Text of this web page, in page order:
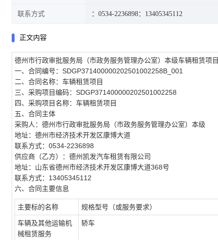
联系方式 ：0534-2236898：13405345112
正文内容
德州市行政审批服务局（市政务服务管理办公室）本级车辆租赁项
一、合同编号：SDGP371400000202501002258B_001
二、合同名称：车辆租赁项目
三、采购项目编码：SDGP371400000202501002258
四、采购项目名称：车辆租赁项目
五、合同主体
采购人：德州市行政审批服务局（市政务服务管理办公室）本级
地址：德州市经济技术开发区康博大道
联系方式：0534-2236898
供应商（乙方）：德州凯发汽车租赁有限公司
地址：山东省德州市经济技术开发区康博大道368号
联系方式：13405345112
六、合同主要信息
主要标的名称 规格型号（或服务要求）
车辆及其他运输机
械租赁服务
轿车